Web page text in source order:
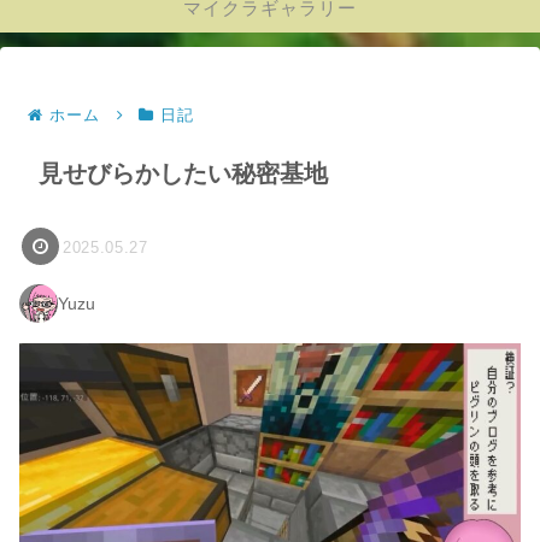
マイクラギャラリー
ホーム 日記
見せびらかしたい秘密基地
2025.05.27
Yuzu